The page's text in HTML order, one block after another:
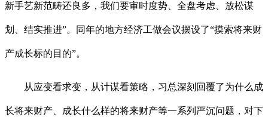
新手艺新范畴还良多，我们要审时度势、全盘考虑、放松谋
划、结实推进”。同年的地方经济工做会议摆设了“摸索将来财
产成长标的目的”。
从应变看求变，从计谋看策略，习总深刻回覆了为什么成
长将来财产、成长什么样的将来财产等一系列严沉问题，对下